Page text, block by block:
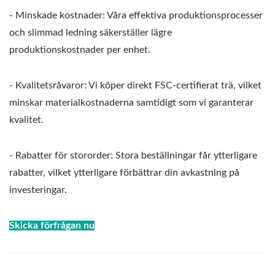
- Minskade kostnader: Våra effektiva produktionsprocesser
och slimmad ledning säkerställer lägre
produktionskostnader per enhet.
- Kvalitetsråvaror: Vi köper direkt FSC-certifierat trä, vilket
minskar materialkostnaderna samtidigt som vi garanterar
kvalitet.
- Rabatter för stororder: Stora beställningar får ytterligare
rabatter, vilket ytterligare förbättrar din avkastning på
investeringar.
Skicka förfrågan nu